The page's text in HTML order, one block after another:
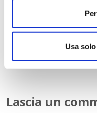
Usa
Scuola Superiore
Scuola Privata Turismo
Liceo Scientifico Milano
Contattaci per maggiori
Lascia un